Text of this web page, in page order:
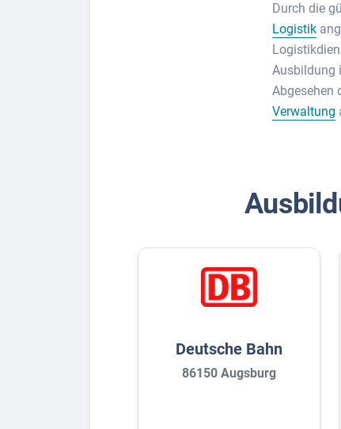
Durch die
Logistik
Ausbildung
Abgesehen
Verwaltung
Deutsche Bahn
86150 Augsburg